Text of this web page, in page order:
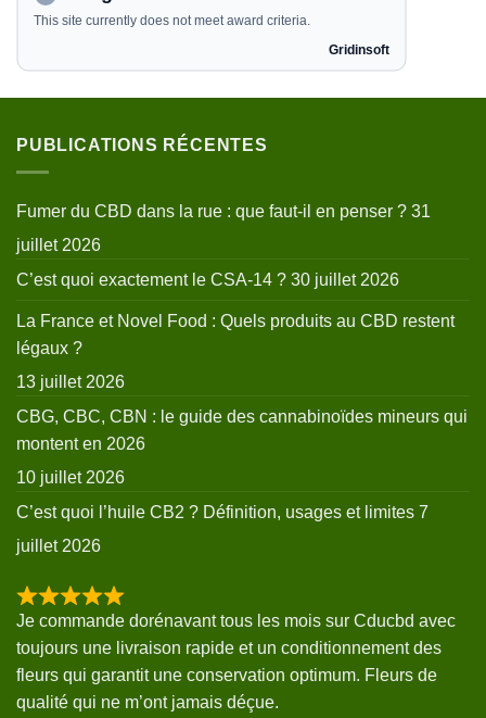
PUBLICATIONS RÉCENTES
Fumer du CBD dans la rue : que faut-il en penser ? 31
juillet 2026
C’est quoi exactement le CSA-14 ? 30 juillet 2026
La France et Novel Food : Quels produits au CBD restent
légaux ?
13 juillet 2026
CBG, CBC, CBN : le guide des cannabinoïdes mineurs qui
montent en 2026
10 juillet 2026
C’est quoi l’huile CB2 ? Définition, usages et limites 7
juillet 2026
Je commande dorénavant tous les mois sur Cducbd avec
toujours une livraison rapide et un conditionnement des
fleurs qui garantit une conservation optimum. Fleurs de
qualité qui ne m’ont jamais déçue.